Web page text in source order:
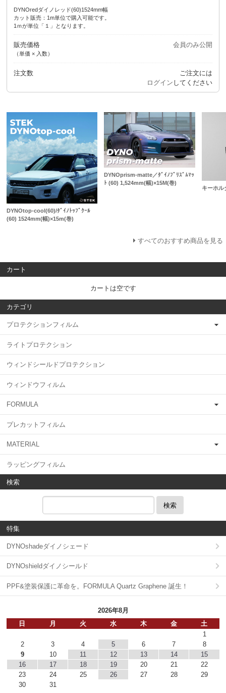
DYNOredダイノレッド(60)1524mm幅
カット販売：1m単位で購入可能です。
1ｍが単位「１」となります。
販売価格
（単価 × 入数）
会員のみ公開
注文数
ご注文には
ログイン してください
DYNOtop-cool(60)/ﾀﾞｲﾉﾄｯﾌﾟｸｰﾙ
(60) 1524mm(幅)×15m(巻)
DYNOprism-matte／ﾀﾞｲﾉﾌﾟﾘｽﾞﾑﾏｯ
ﾄ (60) 1,524mm(幅)×15M(巻)
キーホル
すべてのおすすめ商品を見る
カート
カートは空です
カテゴリ
プロテクションフィルム
ライトプロテクション
ウィンドシールドプロテクション
ウィンドウフィルム
FORMULA
プレカットフィルム
MATERIAL
ラッピングフィルム
検索
検索
特集
DYNOshadeダイノシェード
DYNOshieldダイノシールド
PPF&塗装保護に革命を。FORMULA Quartz Graphene 誕生！
2026年8月
日
月 火 水 木 金
土
1
2
3 4 5 6 7
8
9
10 11 12 13 14
15
16
17 18 19 20 21
22
23
24 25 26 27 28
29
30
31